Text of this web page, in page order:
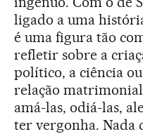
ligado a uma
é uma figura tão
refletir sobre a
político, a ciência
relação
amá-las, odiá-las,
ter vergonha. Nada